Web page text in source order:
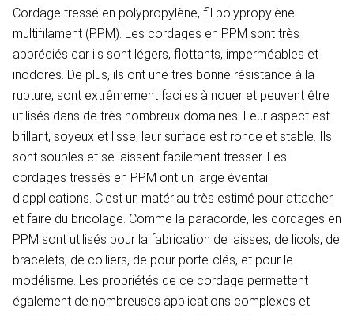
Cordage tressé en polypropylène, fil polypropylène
multifilament (PPM). Les cordages en PPM sont très
appréciés car ils sont légers, flottants, imperméables et
inodores. De plus, ils ont une très bonne résistance à la
rupture, sont extrêmement faciles à nouer et peuvent être
utilisés dans de très nombreux domaines. Leur aspect est
brillant, soyeux et lisse, leur surface est ronde et stable. Ils
sont souples et se laissent facilement tresser. Les
cordages tressés en PPM ont un large éventail
d'applications. C'est un matériau très estimé pour attacher
et faire du bricolage. Comme la paracorde, les cordages en
PPM sont utilisés pour la fabrication de laisses, de licols, de
bracelets, de colliers, de pour porte-clés, et pour le
modélisme. Les propriétés de ce cordage permettent
également de nombreuses applications complexes et